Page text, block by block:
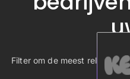
Filter om de meest relevante
te